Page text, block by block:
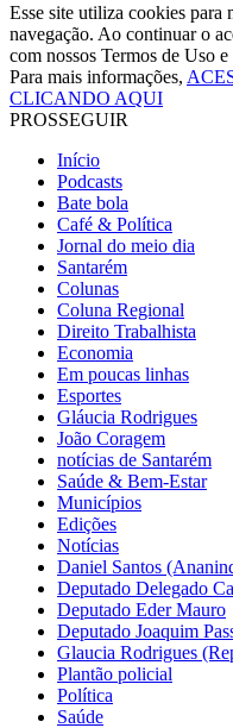
Esse site utiliza cookies para
navegação. Ao continuar o
com nossos Termos de Uso
Para mais informações,
CLICANDO AQUI
PROSSEGUIR
Início
Podcasts
Bate bola
Café & Política
Jornal do meio dia
Santarém
Colunas
Coluna Regional
Direito Trabalhista
Economia
Em poucas linhas
Esportes
Gláucia Rodrigues
João Coragem
notícias de Santarém
Saúde & Bem-Estar
Municípios
Edições
Notícias
Daniel Santos
Deputado Delegado
Deputado Eder Mauro
Deputado Joaquim
Glaucia Rodrigues
Plantão policial
Política
Saúde